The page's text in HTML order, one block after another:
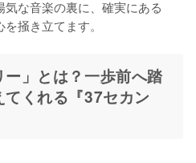
な音楽の裏に、確実にある
掻き立てます。
」とは？一歩前へ踏
くれる『37セカン